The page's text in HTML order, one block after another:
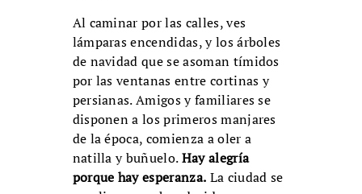
Al caminar por las calles, ves
lámparas encendidas, y los árboles
de navidad que se asoman tímidos
por las ventanas entre cortinas y
persianas. Amigos y familiares se
disponen a los primeros manjares
de la época, comienza a oler a
natilla y buñuelo.Hay alegría
porque hay esperanza. La ciudad se